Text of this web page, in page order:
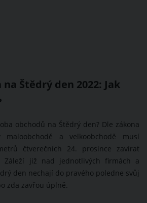
Štědrý den 2022: Jak
obchodů na Štědrý den? Dle zákona
a velkoobchodě musí
čtverečních 24. prosince zavírat
Záleží již nad jednotlivých firmách a
den nechají do pravého poledne svůj
zda zavřou úplně.